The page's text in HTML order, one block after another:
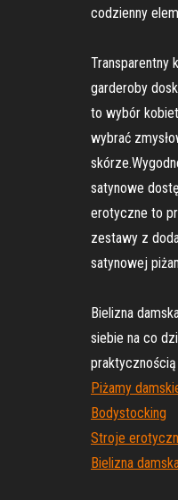
codzienny
Transparentny
garderoby
to wybór
wybrać
satynowe
erotyczne to
zestawy z
satynowej
Bielizna
siebie na co
Piżamy
Bodystocking
Stroje
Bielizna